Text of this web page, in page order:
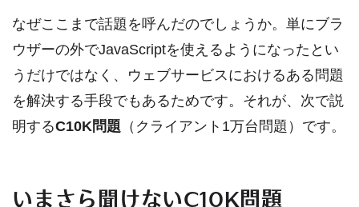
なぜここまで話題を呼んだのでしょうか。単にブラ
ウザーの外でJavaScriptを使えるようになったとい
うだけではなく、ウェブサービスにおけるある問題
を解決する手段でもあるためです。それが、次で説
明するC10K問題 （クライアント1万台問題）です。
いまさら聞けないC10K問題